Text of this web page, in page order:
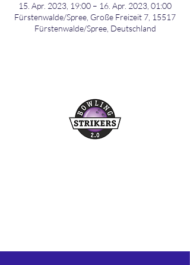
15. Apr. 2023, 19:00 – 16. Apr. 2023, 01:00
Fürstenwalde/Spree, Große Freizeit 7, 15517
Fürstenwalde/Spree, Deutschland